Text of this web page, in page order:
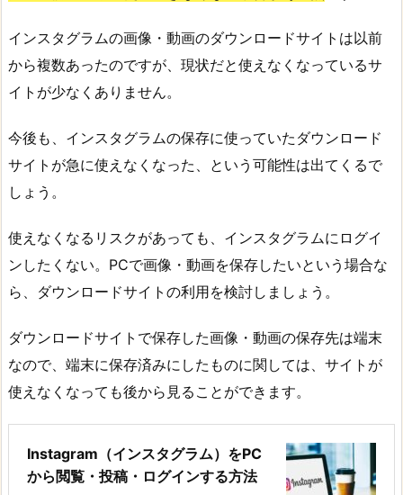
インスタグラムの画像・動画のダウンロードサイトは以前
から複数あったのですが、現状だと使えなくなっているサ
イトが少なくありません。
今後も、インスタグラムの保存に使っていたダウンロード
サイトが急に使えなくなった、という可能性は出てくるで
しょう。
使えなくなるリスクがあっても、インスタグラムにログイ
ンしたくない。PCで画像・動画を保存したいという場合な
ら、ダウンロードサイトの利用を検討しましょう。
ダウンロードサイトで保存した画像・動画の保存先は端末
なので、端末に保存済みにしたものに関しては、サイトが
使えなくなっても後から見ることができます。
Instagram（インスタグラム）をPC
から閲覧・投稿・ログインする方法